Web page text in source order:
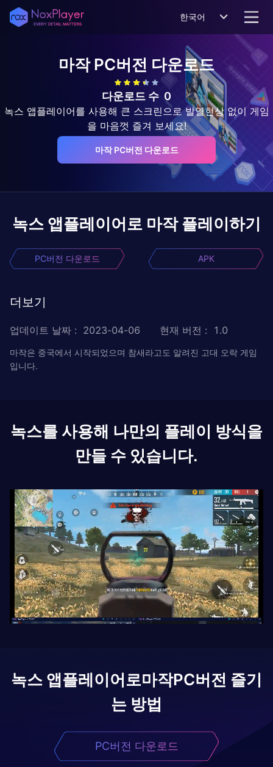
한국어
마작PC버전 다운로드
다운로드 수 0
녹스 앱플레이어를 사용해 큰 스크린으로 발열현상 없이 게임
을 마음껏 즐겨 보세요!
마작 PC버전 다운로드
녹스 앱플레이어로 마작 플레이하기
PC버전 다운로드 APK
더보기
업데이트 날짜 : 2023-04-06 현재 버전 : 1.0
마작은 중국에서 시작되었으며 참새라고도 알려진 고대 오락 게임
입니다.
녹스를 사용해 나만의 플레이 방식을
만들 수 있습니다.
녹스 앱플레이어로마작PC버전 즐기
는 방법
PC버전 다운로드